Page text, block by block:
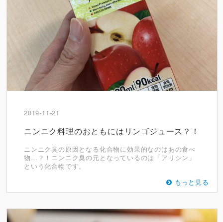
2019-11-21
ニンニク料理のおともにはリンゴジュース？！
ニンニク臭の原因となる化合物に効果的なのはあの食べ
物…？！ニンニク臭の元となっているのは「アリシン」
という化合物です。
もっと見る